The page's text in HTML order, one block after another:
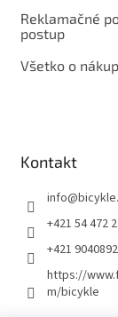
Reklamačné
postup
Všetko o
Kontakt
info@
+421 54 472
+421
https://
m/bicykle